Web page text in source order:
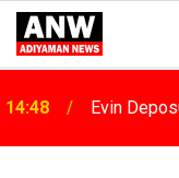
14:48 Evin